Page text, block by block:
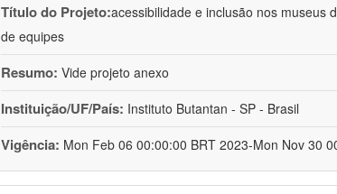
Título do Projeto:acessibilidade e inclusão nos museus
de equipes
Resumo: Vide projeto anexo
Instituição/UF/País: Instituto Butantan - SP - Brasil
Vigência: Mon Feb 06 00:00:00 BRT 2023-Mon Nov 30